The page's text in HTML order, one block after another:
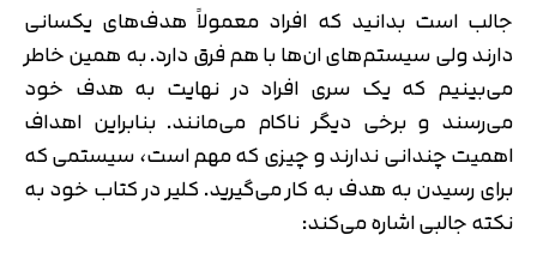
جالب است بدانید که افراد معمولاً هدف‌های یکسانی
دارند ولی سیستم‌های ان‌ها با هم فرق دارد. به همین خاطر
می‌بینیم که یک سری افراد در نهایت به هدف خود
می‌رسند و برخی دیگر ناکام می‌مانند. بنابراین اهداف
اهمیت چندانی ندارند و چیزی که مهم است، سیستمی که
برای رسیدن به هدف به کار می‌گیرید. کلیر در کتاب خود به
نکته جالبی اشاره می‌کند: